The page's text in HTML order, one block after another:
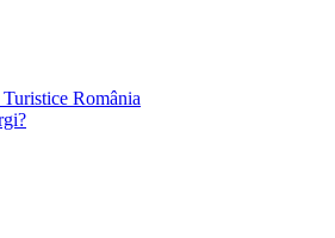
România